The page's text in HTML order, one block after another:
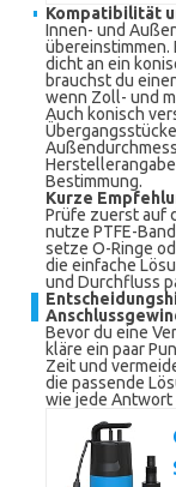
Kompatibilität
Innen- und
übereinstimmen.
dicht an ein
brauchst du
wenn Zoll- und
Auch konisch
Bestimmung.
Kurze
Prüfe zuerst auf
nutze PTFE-
setze O-Ringe
die einfache
und Durchfluss
Bevor du eine
kläre ein paar
Zeit und
die passende
wie jede